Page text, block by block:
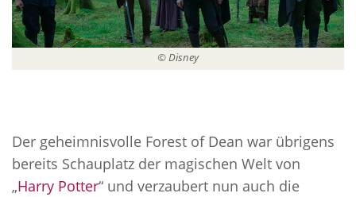
© Disney
Der geheimnisvolle Forest of Dean war übrigens
bereits Schauplatz der magischen Welt von
„Harry Potter“ und verzaubert nun auch die